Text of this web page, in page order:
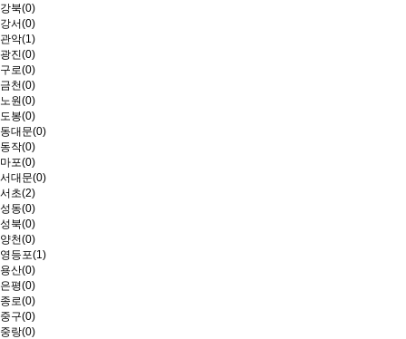
강북(0)
강서(0)
관악(1)
광진(0)
구로(0)
금천(0)
노원(0)
도봉(0)
동대문(0)
동작(0)
마포(0)
서대문(0)
서초(2)
성동(0)
성북(0)
양천(0)
영등포(1)
용산(0)
은평(0)
종로(0)
중구(0)
중랑(0)